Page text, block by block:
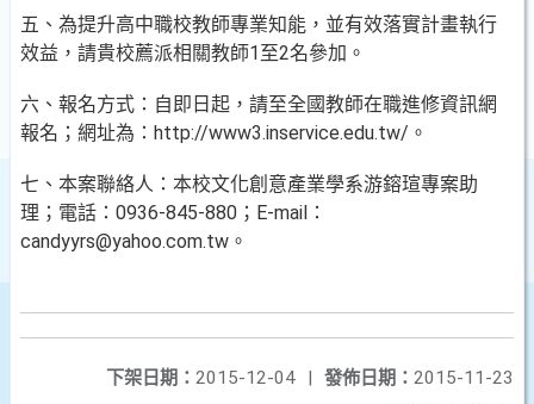
五、為提升高中職校教師專業知能，並有效落實計畫執行
效益，請貴校薦派相關教師1至2名參加。
六、報名方式：自即日起，請至全國教師在職進修資訊網
報名；網址為：http://www3.inservice.edu.tw/。
七、本案聯絡人：本校文化創意產業學系游鎔瑄專案助
理；電話：0936-845-880；E-mail：
candyyrs@yahoo.com.tw。
發佈日期： 2015-11-23
下架日期： 2015-12-04
|